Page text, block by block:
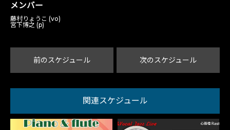
メンバー
藤村りょうこ (vo)
宮下博之 (p)
前のスケジュール 次のスケジュール
関連スケジュール